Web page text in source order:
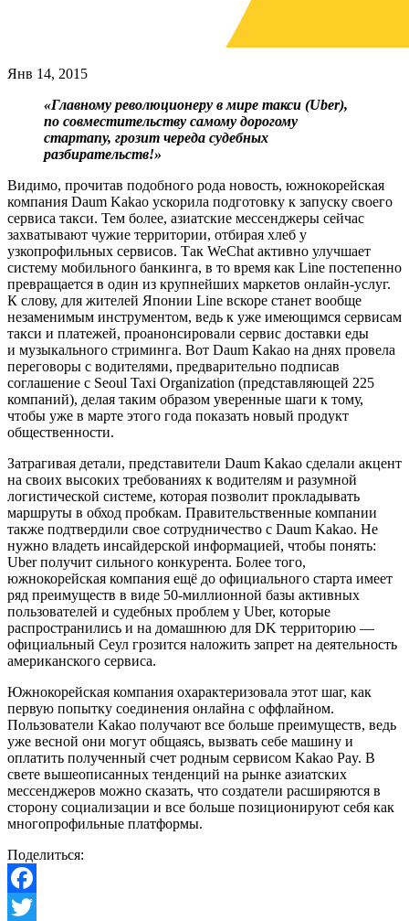
Янв 14, 2015
«Главному революционеру в мире такси (Uber),
по совместительству самому дорогому
стартапу, грозит череда судебных
разбирательств!»
Видимо, прочитав подобного рода новость, южнокорейская
компания Daum Kakao ускорила подготовку к запуску своего
сервиса такси. Тем более, азиатские мессенджеры сейчас
захватывают чужие территории, отбирая хлеб у
узкопрофильных сервисов. Так WeChat активно улучшает
систему мобильного банкинга, в то время как Line постепенно
превращается в один из крупнейших маркетов онлайн-услуг.
К слову, для жителей Японии Line вскоре станет вообще
незаменимым инструментом, ведь к уже имеющимся сервисам
такси и платежей, проанонсировали сервис доставки еды
и музыкального стриминга. Вот Daum Kakao на днях провела
переговоры с водителями, предварительно подписав
соглашение с Seoul Taxi Organization (представляющей 225
компаний), делая таким образом уверенные шаги к тому,
чтобы уже в марте этого года показать новый продукт
общественности.
Затрагивая детали, представители Daum Kakao сделали акцент
на своих высоких требованиях к водителям и разумной
логистической системе, которая позволит прокладывать
маршруты в обход пробкам. Правительственные компании
также подтвердили свое сотрудничество с Daum Kakao. Не
нужно владеть инсайдерской информацией, чтобы понять:
Uber получит сильного конкурента. Более того,
южнокорейская компания ещё до официального старта имеет
ряд преимуществ в виде 50-миллионной базы активных
пользователей и судебных проблем у Uber, которые
распространились и на домашнюю для DK территорию —
официальный Сеул грозится наложить запрет на деятельность
американского сервиса.
Южнокорейская компания охарактеризовала этот шаг, как
первую попытку соединения онлайна с оффлайном.
Пользователи Kakao получают все больше преимуществ, ведь
уже весной они могут общаясь, вызвать себе машину и
оплатить полученный счет родным сервисом Kakao Pay. В
свете вышеописанных тенденций на рынке азиатских
мессенджеров можно сказать, что создатели расширяются в
сторону социализации и все больше позиционируют себя как
многопрофильные платформы.
Поделиться:
Facebook